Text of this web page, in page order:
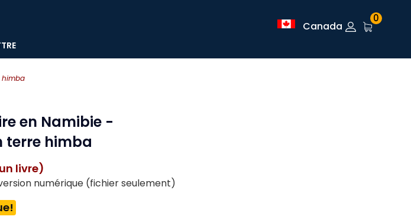
himba
Canada
0
en Namibie -
terre himba
livre)
numérique (fichier seulement)